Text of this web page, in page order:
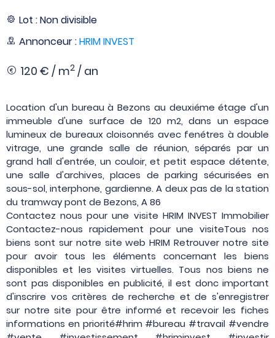
Lot : Non divisible
Annonceur :HRIM INVEST
120 € / m2 / an
Location d'un bureau à Bezons au deuxiéme étage d'un
immeuble d'une surface de 120 m2, dans un espace
lumineux de bureaux cloisonnés avec fenétres à double
vitrage, une grande salle de réunion, séparés par un
grand hall d'entrée, un couloir, et petit espace détente,
une salle d'archives, places de parking sécurisées en
sous-sol, interphone, gardienne. A deux pas de la station
du tramway pont de Bezons, A 86
Contactez nous pour une visite HRIM INVEST Immobilier
Contactez-nous rapidement pour une visiteTous nos
biens sont sur notre site web HRIM Retrouver notre site
pour avoir tous les éléments concernant les biens
disponibles et les visites virtuelles. Tous nos biens ne
sont pas disponibles en publicité, il est donc important
d'inscrire vos critères de recherche et de s'enregistrer
sur notre site pour être informé et recevoir les fiches
informations en priorité#hrim #bureau #travail #vendre